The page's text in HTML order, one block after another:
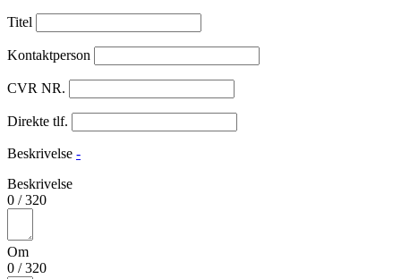
Titel
Kontaktperson
CVR NR.
Direkte tlf.
Beskrivelse -
Beskrivelse
0 /320
Om
0 /320